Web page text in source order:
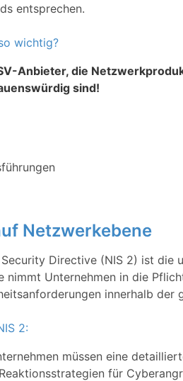
entsprechen.
wichtig?
Anbieter, die
sind!
Netzwerkebene
Directive (NIS 2) ist die
nimmt Unternehmen in die
innerhalb der
2:
müssen eine
für